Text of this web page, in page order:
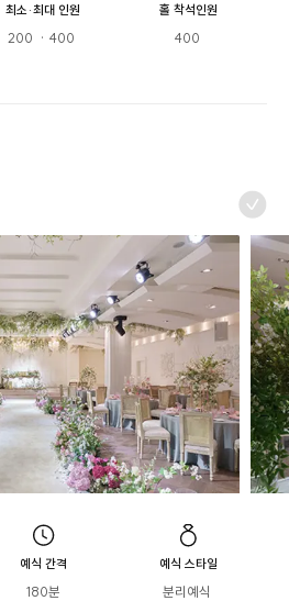
최소·최대 인원
200  · 400
홀 착석인원
400
예식 간격
180분
예식 스타일
분리예식